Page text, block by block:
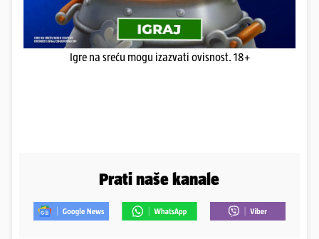
Igre na sreću mogu izazvati ovisnost. 18+
Prati naše kanale